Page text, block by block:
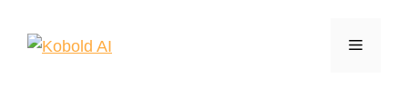
Inhalt
Menü